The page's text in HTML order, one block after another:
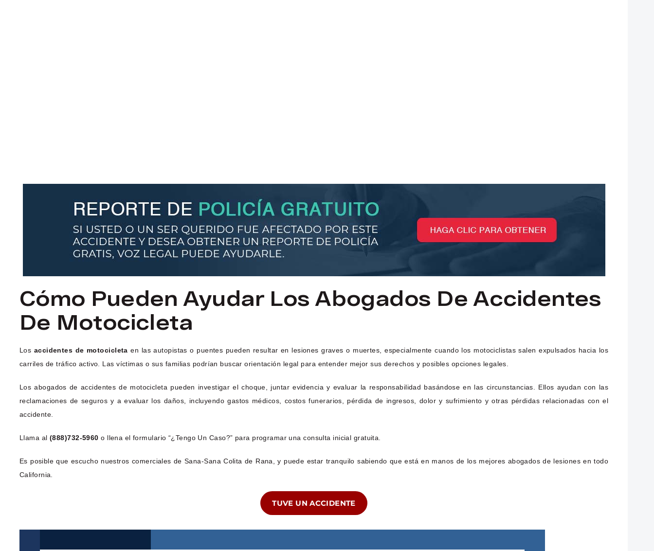
Cómo Pueden Ayudar Los Abogados De Accidentes
De Motocicleta
Los accidentes de motocicleta en las autopistas o puentes pueden resultar en lesiones graves o muertes, especialmente cuando los motociclistas salen expulsados hacia los
carriles de tráfico activo. Las víctimas o sus familias podrían buscar orientación legal para entender mejor sus derechos y posibles opciones legales.
Los abogados de accidentes de motocicleta pueden investigar el choque, juntar evidencia y evaluar la responsabilidad basándose en las circunstancias. Ellos ayudan con las
reclamaciones de seguros y a evaluar los daños, incluyendo gastos médicos, costos funerarios, pérdida de ingresos, dolor y sufrimiento y otras pérdidas relacionadas con el
accidente.
Llama al (888)732-5960 o llena el formulario “¿Tengo Un Caso?” para programar una consulta inicial gratuita.
Es posible que escucho nuestros comerciales de Sana-Sana Colita de Rana, y puede estar tranquilo sabiendo que está en manos de los mejores abogados de lesiones en todo
California.
TUVE UN ACCIDENTE